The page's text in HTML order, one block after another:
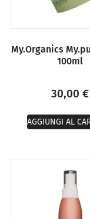
My.Organics
100ml
30,00€
AGGIUNGI AL